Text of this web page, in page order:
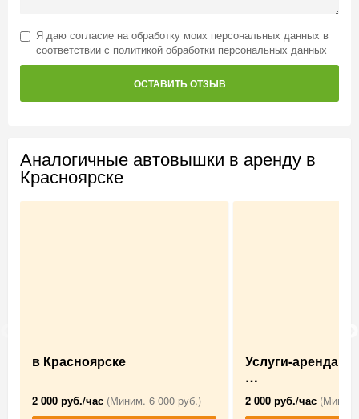
Я даю согласие на обработку моих персональных данных в
соответствии с политикой обработки персональных данных
ОСТАВИТЬ ОТЗЫВ
Аналогичные автовышки в аренду в
Красноярске
в Красноярске
2 000 руб./час (Миним. 6 000 руб.)
Услуги-аренда
…
2 000 руб./час